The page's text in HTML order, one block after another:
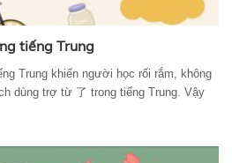
tiếng Trung
Trung khiến người học rối rắm, không
dùng trợ từ 了 trong tiếng Trung. Vậy